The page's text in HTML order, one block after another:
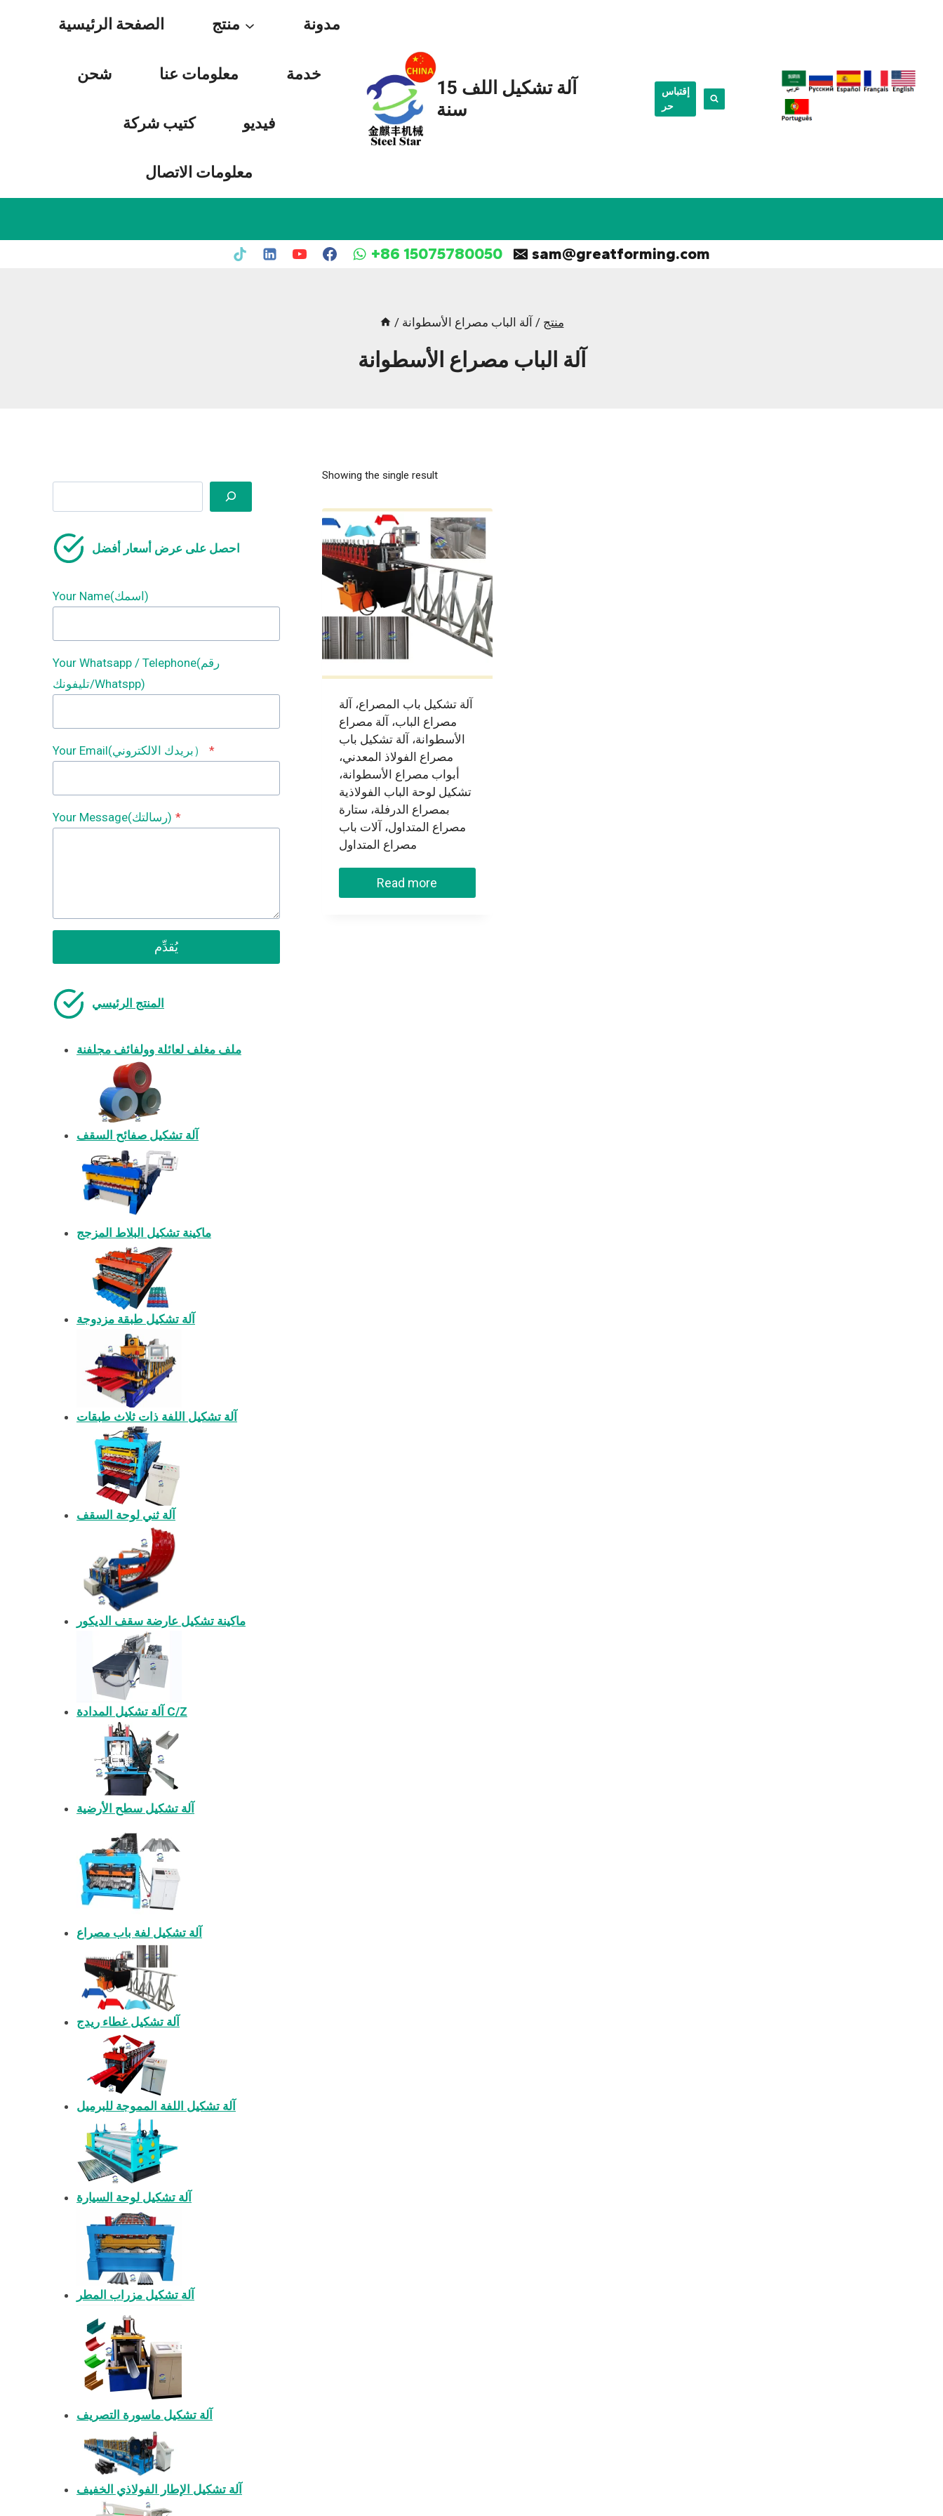
الصفحة الرئيسية منتج مدونة
شحن معلومات عنا خدمة
كتيب شركة فيديو
معلومات الاتصال
آلة تشكيل اللف 15
سنة
إقتباس
حر
+86 15075780050 sam@greatforming.com
/ منتج / آلة الباب مصراع الأسطوانة
آلة الباب مصراع الأسطوانة
Showing the single result
آلة تشكيل باب المصراع، آلة
مصراع الباب، آلة مصراع
الأسطوانة، آلة تشكيل باب
مصراع الفولاذ المعدني،
أبواب مصراع الأسطوانة،
تشكيل لوحة الباب الفولاذية
بمصراع الدرفلة، ستارة
مصراع المتداول، آلات باب
مصراع المتداول
Read more
احصل على عرض أسعار أفضل
Your Name(اسمك)
Your Whatsapp / Telephone(رقم
تليفونك/Whatspp)
Your Email(بريدك الالكتروني） *
Your Message(رسالتك) *
يُقدِّم
المنتج الرئيسي
ملف مغلف لعائلة وولفائف مجلفنة
آلة تشكيل صفائح السقف
ماكينة تشكيل البلاط المزجج
آلة تشكيل طبقة مزدوجة
آلة تشكيل اللفة ذات ثلاث طبقات
آلة ثني لوحة السقف
ماكينة تشكيل عارضة سقف الديكور
آلة تشكيل المدادة C/Z
آلة تشكيل سطح الأرضية
آلة تشكيل لفة باب مصراع
آلة تشكيل غطاء ريدج
آلة تشكيل اللفة المموجة للبرميل
آلة تشكيل لوحة السيارة
آلة تشكيل مزراب المطر
آلة تشكيل ماسورة التصريف
آلة تشكيل الإطار الفولاذي الخفيف